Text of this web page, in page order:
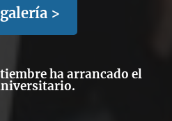
>
ha arrancado el